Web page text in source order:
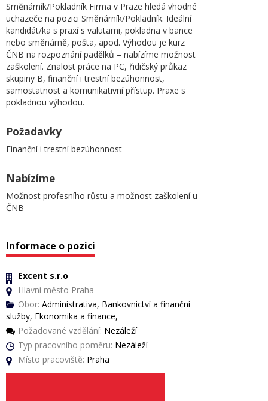
Směnárník/Pokladník Firma v Praze hledá vhodné
uchazeče na pozici Směnárník/Pokladník. Ideální
kandidát/ka s praxí s valutami, pokladna v bance
nebo směnárně, pošta, apod. Výhodou je kurz
ČNB na rozpoznání padělků – nabízíme možnost
zaškolení. Znalost práce na PC, řidičský průkaz
skupiny B, finanční i trestní bezúhonnost,
samostatnost a komunikativní přístup. Praxe s
pokladnou výhodou.
Požadavky
Finanční i trestní bezúhonnost
Nabízíme
Možnost profesního růstu a možnost zaškolení u
ČNB
Informace o pozici
Excent s.r.o
Hlavní město Praha
Obor: Administrativa, Bankovnictví a finanční
služby, Ekonomika a finance,
Požadované vzdělání: Nezáleží
Typ pracovního poměru: Nezáleží
Místo pracoviště: Praha